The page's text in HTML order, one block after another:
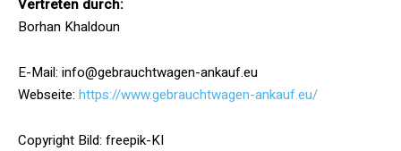
Vertreten durch:
Borhan Khaldoun
E-Mail: info@gebrauchtwagen-ankauf.eu
Webseite: https://www.gebrauchtwagen-ankauf.eu/
Copyright Bild: freepik-KI